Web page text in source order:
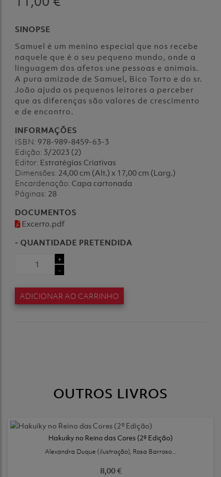
SINOPSE
Samuel é um menino especial que nos recebe
naquele que é o seu pequeno mundo, onde a
linguagem dos afetos une pessoas e animais.
A pura amizade de Samuel, Bico Torto e do sr.
João ajuda os pequenos leitores a perceber
que as diferenças são valores de crescimento
e de encontro.
INFORMAÇÕES
ISBN: 978-989-8459-63-3
Edição: 3/2023 (2)
Editor: Estratégias Criativas
Dimensões: 24,00 cm (Alt.) x 17,00 cm (Larg.)
Encardenação: Capa cartonada
Páginas: 28
DOCUMENTOS
Excerto.pdf
- QUANTIDADE PRETENDIDA
+
-
ADICIONAR AO CARRINHO
OUTROS LIVROS
Hakuiky no Reino das Cores (2ª Edição)
Alexandra Duque (ilustração), Rosa Barroso...
8,00 €